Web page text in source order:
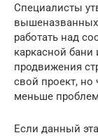
Специалисты
работать над
каркасной
продвижения
свой проект, но
меньше
Если данный